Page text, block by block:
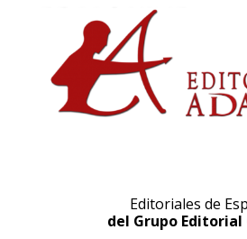
Editoriales de
del Grupo Editorial